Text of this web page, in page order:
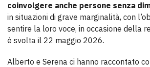
coinvolgere anche persone senza
in situazioni di grave marginalità, con
sentire la loro voce, in occasione della
è svolta il 22 maggio 2026.
Alberto e Serena ci hanno raccontato